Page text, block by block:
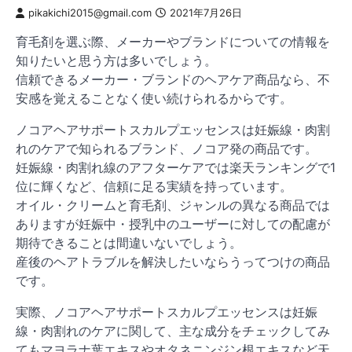
pikakichi2015@gmail.com 2021年7月26日
育毛剤を選ぶ際、メーカーやブランドについての情報を
知りたいと思う方は多いでしょう。
信頼できるメーカー・ブランドのヘアケア商品なら、不
安感を覚えることなく使い続けられるからです。
ノコアヘアサポートスカルプエッセンスは妊娠線・肉割
れのケアで知られるブランド、ノコア発の商品です。
妊娠線・肉割れ線のアフターケアでは楽天ランキングで1
位に輝くなど、信頼に足る実績を持っています。
オイル・クリームと育毛剤、ジャンルの異なる商品では
ありますが妊娠中・授乳中のユーザーに対しての配慮が
期待できることは間違いないでしょう。
産後のヘアトラブルを解決したいならうってつけの商品
です。
実際、ノコアヘアサポートスカルプエッセンスは妊娠
線・肉割れのケアに関して、主な成分をチェックしてみ